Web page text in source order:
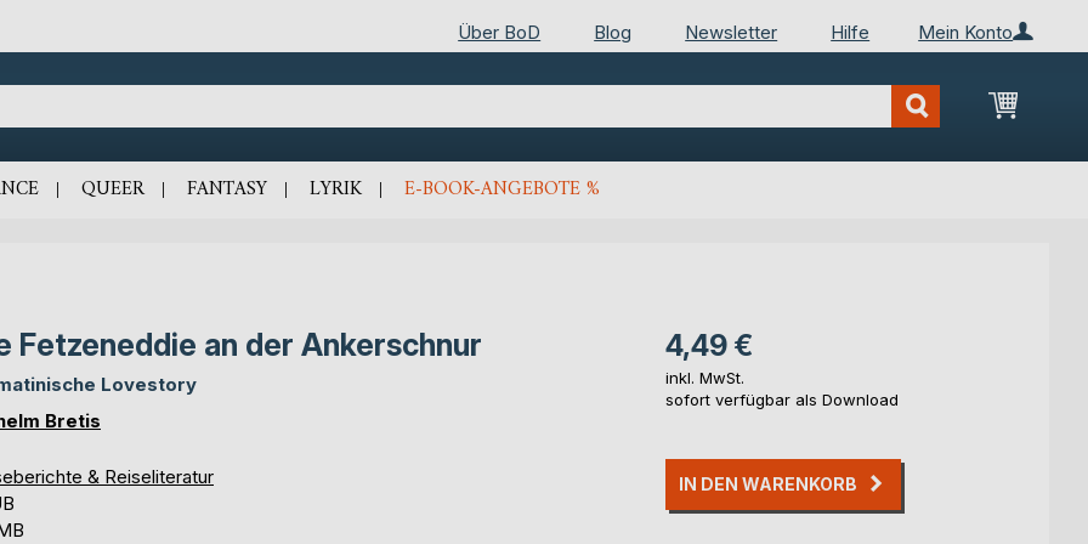
Mein Konto
Über BoD Blog Newsletter Hilfe
Mein
QUEER FANTASY LYRIK E-BOOK-ANGEBOTE %
Fetzeneddie an der Ankerschnur
Lovestory
Bretis
& Reiseliteratur
4,49 €
inkl. MwSt.
sofort verfügbar als Download
IN DEN WARENKORB